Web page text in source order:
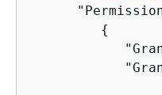
{